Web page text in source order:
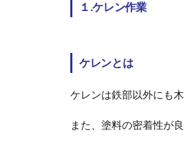
１.ケレン作業
ケレンとは
ケレンは鉄部以外にも
また、塗料の密着性が